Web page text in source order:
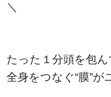
＼
たった１分頭を包ん
全身をつなぐ“膜”